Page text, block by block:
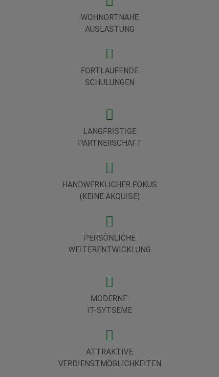
WOHNORTNAHE
AUSLASTUNG
FORTLAUFENDE
SCHULUNGEN
LANGFRISTIGE
PARTNERSCHAFT
HANDWERKLICHER FOKUS
(KEINE AKQUISE)
PERSÖNLICHE
WEITERENTWICKLUNG
MODERNE
IT-SYTSEME
ATTRAKTIVE
VERDIENSTMÖGLICHKEITEN